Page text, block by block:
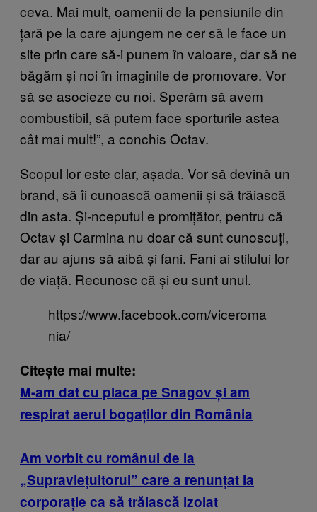
ceva. Mai mult, oamenii de la pensiunile din
țară pe la care ajungem ne cer să le face un
site prin care să-i punem în valoare, dar să ne
băgăm și noi în imaginile de promovare. Vor
să se asocieze cu noi. Sperăm să avem
combustibil, să putem face sporturile astea
cât mai mult!”, a conchis Octav.
Scopul lor este clar, așada. Vor să devină un
brand, să îi cunoască oamenii și să trăiască
din asta. Și-nceputul e promițător, pentru că
Octav și Carmina nu doar că sunt cunoscuți,
dar au ajuns să aibă și fani. Fani ai stilului lor
de viață. Recunosc că și eu sunt unul.
https://www.facebook.com/viceroma
nia/
Citește mai multe:
M-am dat cu placa pe Snagov și am
respirat aerul bogaților din România
Am vorbit cu românul de la
„Supraviețuitorul” care a renunțat la
corporație ca să trăiască izolat